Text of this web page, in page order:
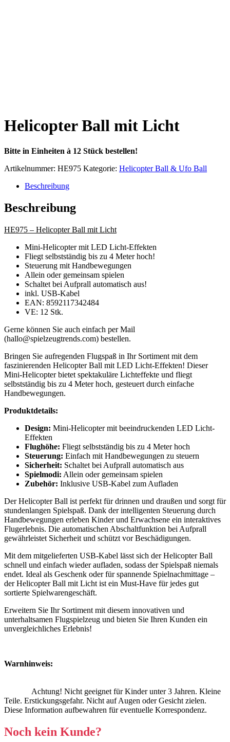
Helicopter Ball mit Licht
Bitte in Einheiten à 12 Stück bestellen!
Artikelnummer: HE975 Kategorie: Helicopter Ball & Ufo Ball
Beschreibung
Beschreibung
HE975 – Helicopter Ball mit Licht
Mini-Helicopter mit LED Licht-Effekten
Fliegt selbstständig bis zu 4 Meter hoch!
Steuerung mit Handbewegungen
Allein oder gemeinsam spielen
Schaltet bei Aufprall automatisch aus!
inkl. USB-Kabel
EAN: 8592117342484
VE: 12 Stk.
Gerne können Sie auch einfach per Mail
(hallo@spielzeugtrends.com) bestellen.
Bringen Sie aufregenden Flugspaß in Ihr Sortiment mit dem
faszinierenden Helicopter Ball mit LED Licht-Effekten! Dieser
Mini-Helicopter bietet spektakuläre Lichteffekte und fliegt
selbstständig bis zu 4 Meter hoch, gesteuert durch einfache
Handbewegungen.
Produktdetails:
Design: Mini-Helicopter mit beeindruckenden LED Licht-
Effekten
Flughöhe: Fliegt selbstständig bis zu 4 Meter hoch
Steuerung: Einfach mit Handbewegungen zu steuern
Sicherheit: Schaltet bei Aufprall automatisch aus
Spielmodi: Allein oder gemeinsam spielen
Zubehör: Inklusive USB-Kabel zum Aufladen
Der Helicopter Ball ist perfekt für drinnen und draußen und sorgt für
stundenlangen Spielspaß. Dank der intelligenten Steuerung durch
Handbewegungen erleben Kinder und Erwachsene ein interaktives
Flugerlebnis. Die automatischen Abschaltfunktion bei Aufprall
gewährleistet Sicherheit und schützt vor Beschädigungen.
Mit dem mitgelieferten USB-Kabel lässt sich der Helicopter Ball
schnell und einfach wieder aufladen, sodass der Spielspaß niemals
endet. Ideal als Geschenk oder für spannende Spielnachmittage –
der Helicopter Ball mit Licht ist ein Must-Have für jedes gut
sortierte Spielwarengeschäft.
Erweitern Sie Ihr Sortiment mit diesem innovativen und
unterhaltsamen Flugspielzeug und bieten Sie Ihren Kunden ein
unvergleichliches Erlebnis!
Warnhinweis:
Achtung! Nicht geeignet für Kinder unter 3 Jahren. Kleine
Teile. Erstickungsgefahr. Nicht auf Augen oder Gesicht zielen.
Diese Information aufbewahren für eventuelle Korrespondenz.
Noch kein Kunde?